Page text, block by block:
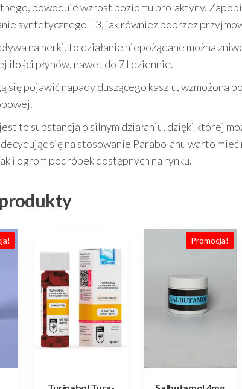
powoduje wzrost poziomu prolaktyny.
syntetycznego T3, jak również poprzez
na nerki, to działanie niepożądane można
ilości płynów, nawet do 7 l dziennie.
się pojawić napady duszącego kaszlu, wzmożona
to substancja o silnym działaniu, dzięki której
się na stosowanie Parabolanu warto mieć
i ogrom podróbek dostępnych na rynku.
Promocja!